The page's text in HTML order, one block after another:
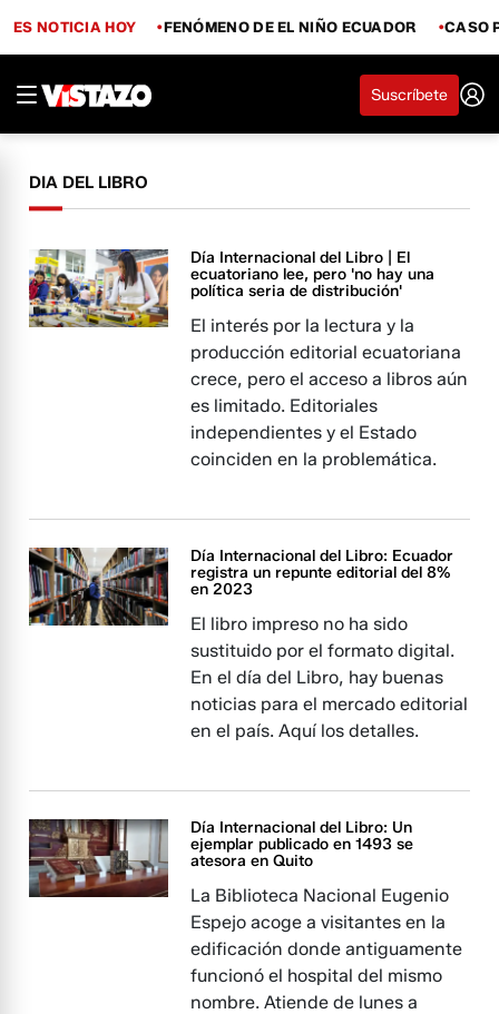
ES NOTICIA HOY FENÓMENO DE EL NIÑO ECUADOR CASO
Suscríbete
DIA DEL LIBRO
Día Internacional del Libro | El
ecuatoriano lee, pero 'no hay una
política seria de distribución'
El interés por la lectura y la
producción editorial ecuatoriana
crece, pero el acceso a libros aún
es limitado. Editoriales
independientes y el Estado
coinciden en la problemática.
Día Internacional del Libro: Ecuador
registra un repunte editorial del 8%
en 2023
El libro impreso no ha sido
sustituido por el formato digital.
En el día del Libro, hay buenas
noticias para el mercado editorial
en el país. Aquí los detalles.
Día Internacional del Libro: Un
ejemplar publicado en 1493 se
atesora en Quito
La Biblioteca Nacional Eugenio
Espejo acoge a visitantes en la
edificación donde antiguamente
funcionó el hospital del mismo
nombre. Atiende de lunes a